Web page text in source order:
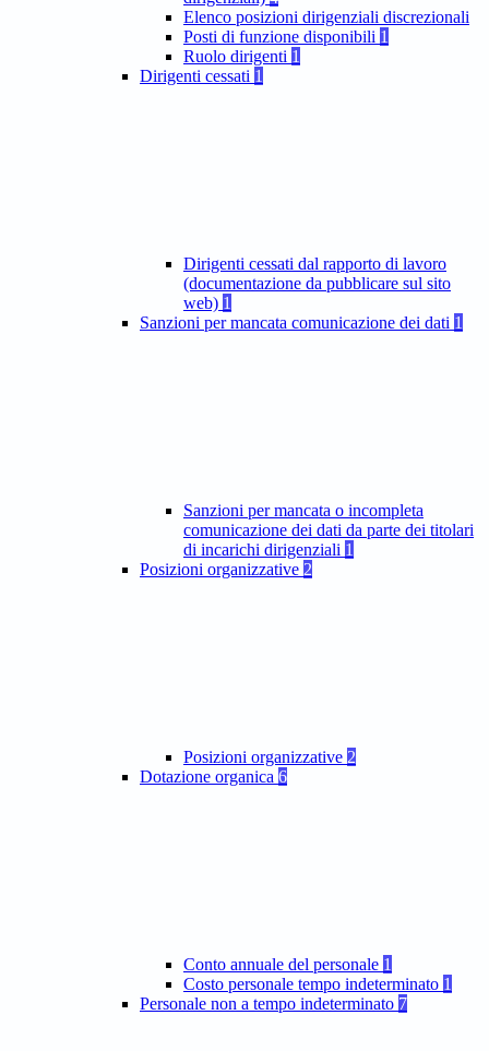
Elenco posizioni dirigenziali discrezionali
Posti di funzione disponibili 1
Ruolo dirigenti 1
Dirigenti cessati 1
Dirigenti cessati dal rapporto di lavoro
(documentazione da pubblicare sul sito
web) 1
Sanzioni per mancata comunicazione dei dati 1
Sanzioni per mancata o incompleta
comunicazione dei dati da parte dei titolari
di incarichi dirigenziali 1
Posizioni organizzative 2
Posizioni organizzative 2
Dotazione organica 6
Conto annuale del personale 1
Costo personale tempo indeterminato 1
Personale non a tempo indeterminato 7